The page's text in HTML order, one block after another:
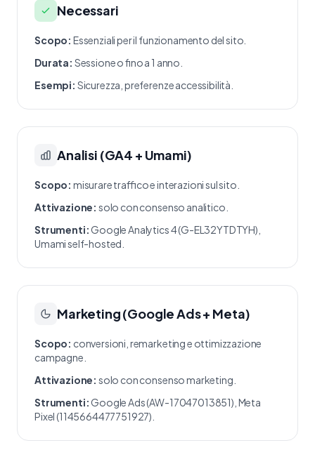
Necessari
Scopo: Essenziali per il funzionamento del sito.
Durata: Sessione o fino a 1 anno.
Esempi: Sicurezza, preferenze accessibilità.
Analisi (GA4 + Umami)
Scopo: misurare traffico e interazioni sul sito.
Attivazione: solo con consenso analitico.
Strumenti:Google Analytics 4 (G-EL32YTDTYH),
Umami self-hosted.
Marketing (Google Ads + Meta)
Scopo: conversioni, remarketing e ottimizzazione
campagne.
Attivazione: solo con consenso marketing.
Strumenti:Google Ads (AW-17047013851), Meta
Pixel (1145664477751927).